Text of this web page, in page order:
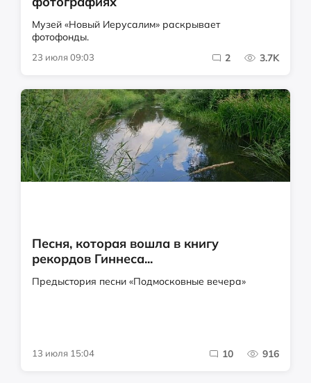
Музей «Новый Иерусалим» раскрывает
фотофонды.
23 июля 09:03 2 3.7K
Песня, которая вошла в книгу
рекордов Гиннеса...
Предыстория песни «Подмосковные вечера»
13 июля 15:04 10 916